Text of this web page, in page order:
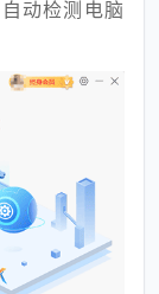
动检测电脑